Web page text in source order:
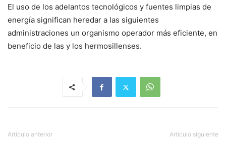
El uso de los adelantos tecnológicos y fuentes limpias de
energía significan heredar a las siguientes
administraciones un organismo operador más eficiente, en
beneficio de las y los hermosillenses.
Artículo anterior Artículo siguiente